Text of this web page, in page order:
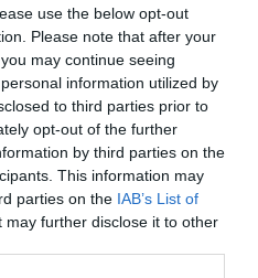
use the below opt-out
Please note that after your
may continue seeing
information utilized by
to third parties prior to
opt-out of the further
by third parties on the
This information may
parties on the IAB’s List of
may further disclose it to other